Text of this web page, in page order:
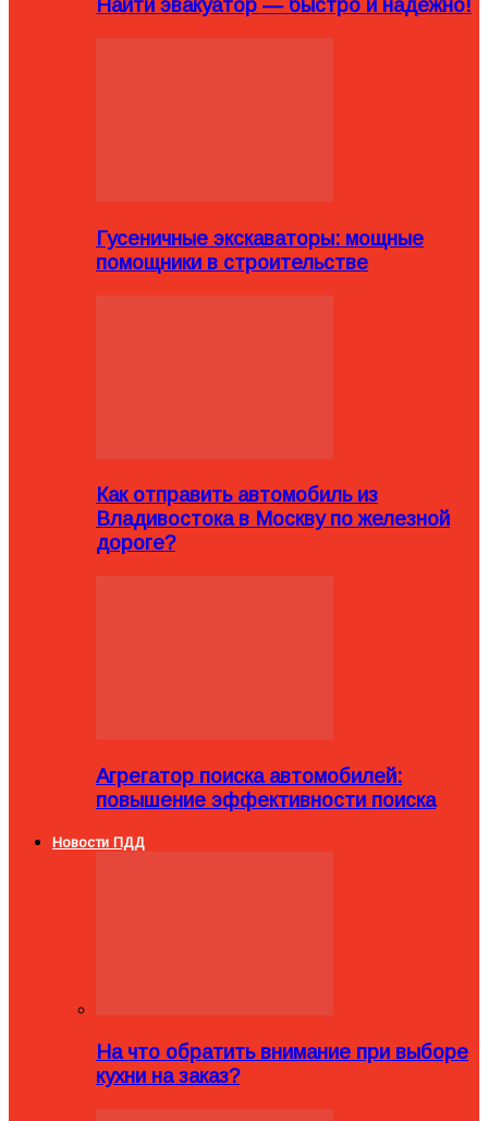
Найти эвакуатор — быстро и надежно!
Гусеничные экскаваторы: мощные
помощники в строительстве
Как отправить автомобиль из
Владивостока в Москву по железной
дороге?
Агрегатор поиска автомобилей:
повышение эффективности поиска
Новости ПДД
На что обратить внимание при выборе
кухни на заказ?